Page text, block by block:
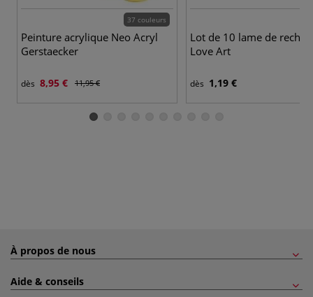
37 couleurs
Peinture acrylique Neo Acryl
Gerstaecker
dès 8,95 € 11,95 €
Lot de 10 lame de
Love Art
dès 1,19 €
À propos de nous
Aide & conseils